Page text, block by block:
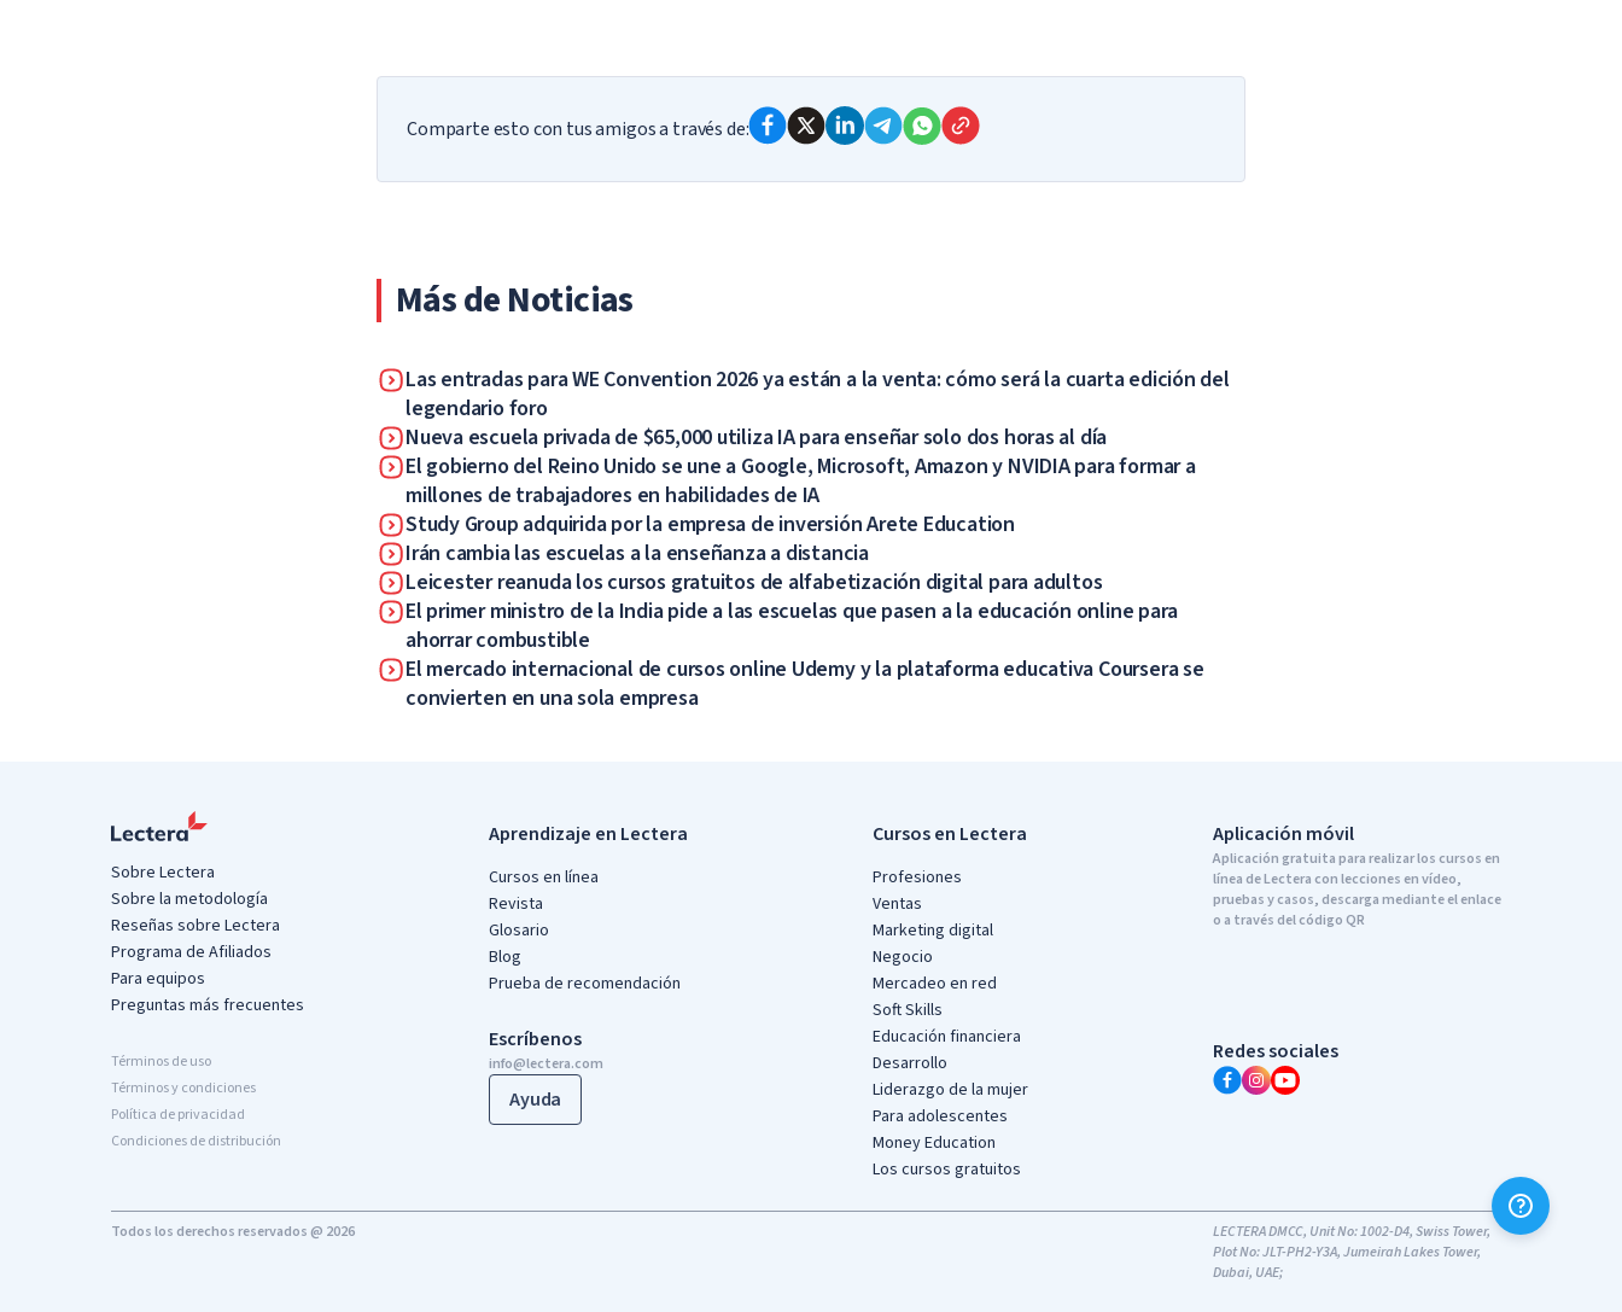
Comparte esto con tus amigos a través de:
Más de Noticias
Las entradas para WE Convention 2026 ya están a la venta: cómo será la cuarta edición del
legendario foro
Nueva escuela privada de $65,000 utiliza IA para enseñar solo dos horas al día
El gobierno del Reino Unido se une a Google, Microsoft, Amazon y NVIDIA para formar a
millones de trabajadores en habilidades de IA
Study Group adquirida por la empresa de inversión Arete Education
Irán cambia las escuelas a la enseñanza a distancia
Leicester reanuda los cursos gratuitos de alfabetización digital para adultos
El primer ministro de la India pide a las escuelas que pasen a la educación online para
ahorrar combustible
El mercado internacional de cursos online Udemy y la plataforma educativa Coursera se
convierten en una sola empresa
Sobre Lectera
Sobre la metodología
Reseñas sobre Lectera
Programa de Afiliados
Para equipos
Preguntas más frecuentes
Términos de uso
Términos y condiciones
Política de privacidad
Condiciones de distribución
Aprendizaje en Lectera
Cursos en línea
Revista
Glosario
Blog
Prueba de recomendación
Escríbenos
info@lectera.com
Ayuda
Cursos en Lectera
Profesiones
Ventas
Marketing digital
Negocio
Mercadeo en red
Soft Skills
Educación financiera
Desarrollo
Liderazgo de la mujer
Para adolescentes
Money Education
Los cursos gratuitos
Aplicación móvil
Aplicación gratuita para realizar los cursos en
línea de Lectera con lecciones en vídeo,
pruebas y casos, descarga mediante el enlace
o a través del código QR
Redes sociales
Todos los derechos reservados @ 2026
LECTERA DMCC, Unit No: 1002-D4, Swiss Tower,
Plot No: JLT-PH2-Y3A, Jumeirah Lakes Tower,
Dubai, UAE;